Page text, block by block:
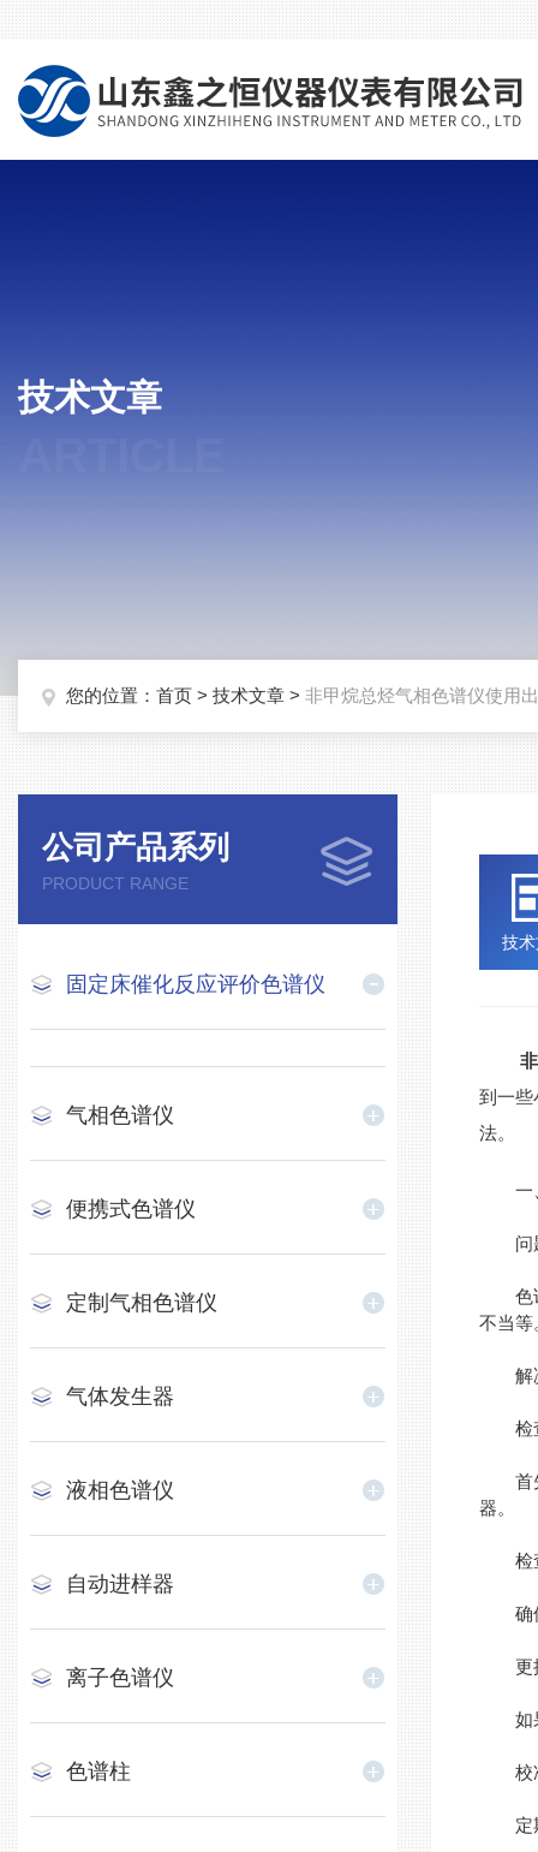
技术文章
您的位置： 首页 > 技术文章 > 非甲烷总烃气相色谱仪使用
公司产品系列
PRODUCT RANGE
固定床催化反应评价色谱仪
气相色谱仪
便携式色谱仪
定制气相色谱仪
气体发生器
液相色谱仪
自动进样器
离子色谱仪
色谱柱
技
到一些
法。
一、
问
色谱
不当等
解
检查
首先
器。
检查
确保
更
如果
校
定期